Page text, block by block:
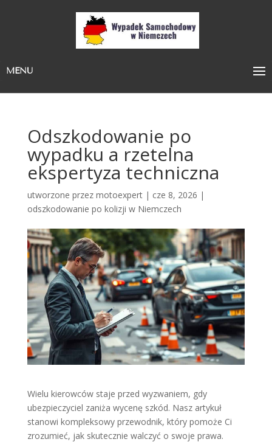
MENU
Odszkodowanie po
wypadku a rzetelna
ekspertyza techniczna
utworzone przez motoexpert| cze 8, 2026 |
odszkodowanie po kolizji w Niemczech
Wielu kierowców staje przed wyzwaniem, gdy
ubezpieczyciel zaniża wycenę szkód. Nasz artykuł
stanowi kompleksowy przewodnik, który pomoże Ci
zrozumieć, jak skutecznie walczyć o swoje prawa.